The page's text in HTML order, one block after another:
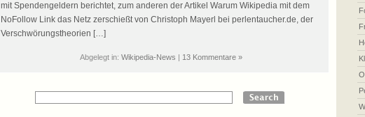
mit Spendengeldern berichtet, zum anderen der Artikel Warum Wikipedia mit dem
NoFollow Link das Netz zerschießt von Christoph Mayerl bei perlentaucher.de, der
Verschwörungstheorien […]
Abgelegt in: Wikipedia-News | 13 Kommentare »